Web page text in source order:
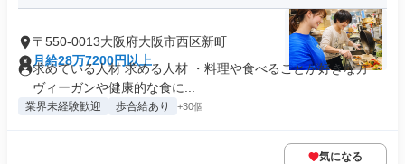
〒550-0013大阪府大阪市西区新町
月給28万7200円以上
求めている人材 求める人材 ・料理や食べることが好きな方 ・
ヴィーガンや健康的な食に...
業界未経験歓迎 歩合給あり +30個
気になる